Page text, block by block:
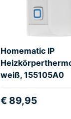
Homematic IP
weiß, 155105A0
€ 89,95